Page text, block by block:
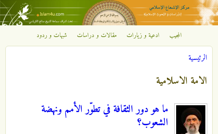
تجاوز إلى المحتوى الرئيسي
مركز
الإشعاع
الإسلامي
المجيب ادعية و زيارات مقالات و دراسات شبهات و ردود
أنت هنا
الرئيسية
الامة الاسلامية
ما هو دور الثقافة في تطوّر الأمم ونهضة
الشعوب؟